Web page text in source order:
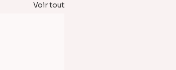
Voir tout